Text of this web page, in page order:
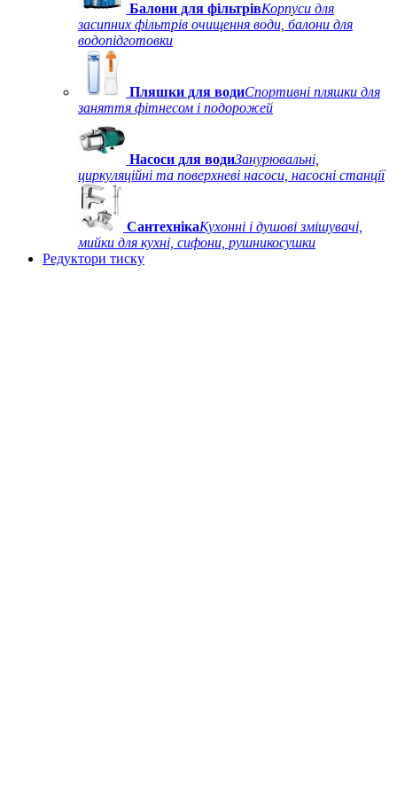
Балони для фільтрівКорпуси для
засипних фільтрів очищення води, балони для
водопідготовки
Пляшки для водиСпортивні пляшки для
заняття фітнесом і подорожей
Насоси для водиЗанурювальні,
циркуляційні та поверхневі насоси, насосні станції
СантехнікаКухонні і душові змішувачі,
мийки для кухні, сифони, рушникосушки
Редуктори тиску